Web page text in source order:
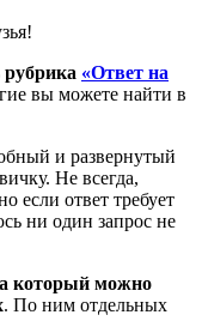
рубрика «Ответ на
вы можете найти в
и развернутый
Не всегда,
если ответ требует
ни один запрос не
который можно
. По ним отдельных